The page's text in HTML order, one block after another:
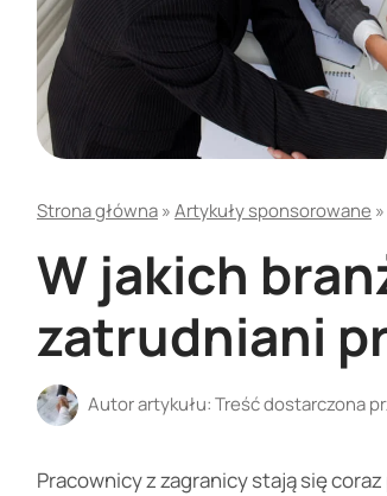
Strona główna»Artykuły sponsorowane »
W jakich
zatrudniani
Autor artykułu:Treść dostarczona
Pracownicy z zagranicy stają się